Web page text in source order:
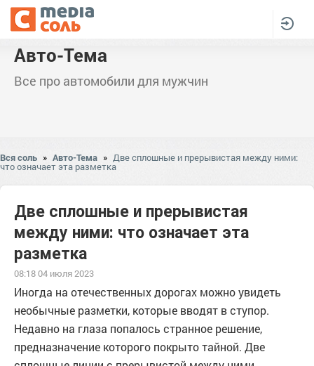
Авто-Тема
Все про автомобили для мужчин
Вся соль » Авто-Тема » Две сплошные и прерывистая между ними:
что означает эта разметка
Две сплошные и прерывистая
между ними: что означает эта
разметка
08:18 04 июля 2023
Иногда на отечественных дорогах можно увидеть
необычные разметки, которые вводят в ступор.
Недавно на глаза попалось странное решение,
предназначение которого покрыто тайной. Две